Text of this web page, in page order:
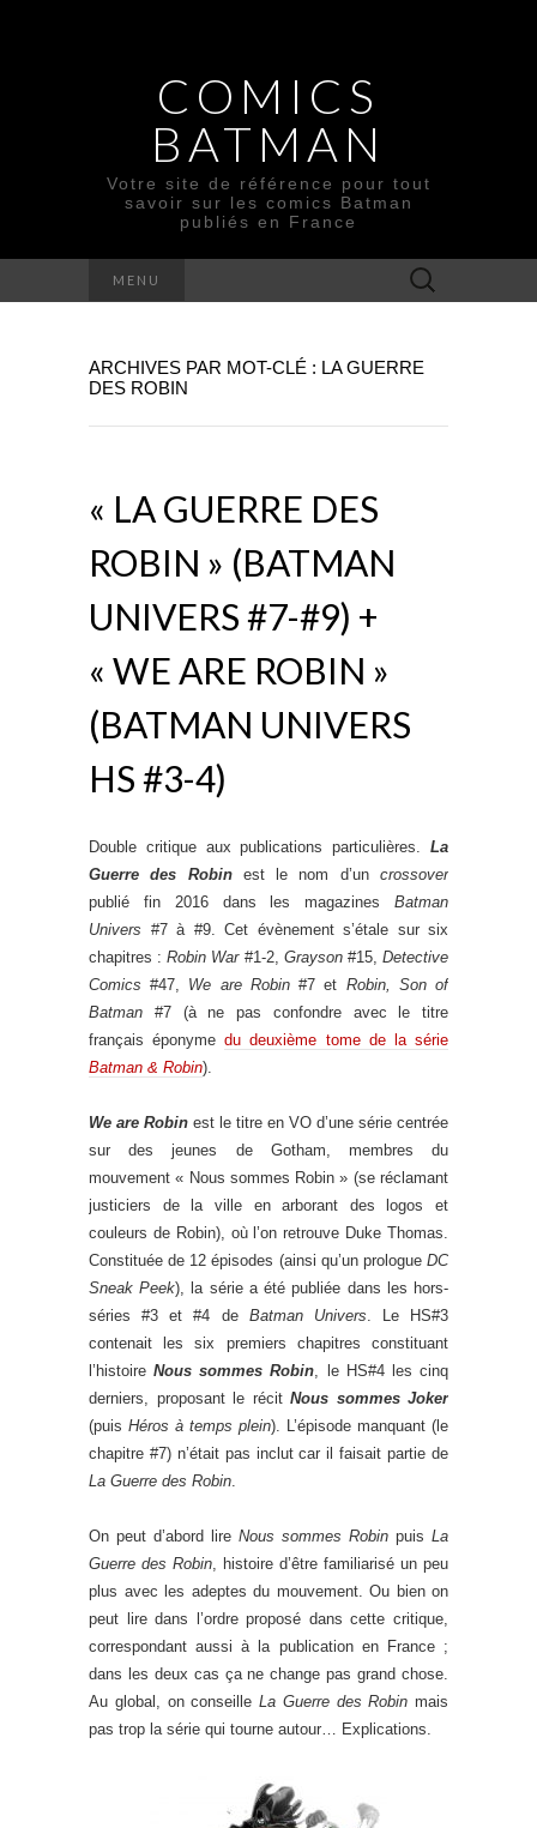
COMICS
BATMAN
Votre site de référence pour tout
savoir sur les comics Batman
publiés en France
MENU Rechercher :
ARCHIVES PAR MOT-CLÉ : LA GUERRE
DES ROBIN
« LA GUERRE DES
ROBIN » (BATMAN
UNIVERS #7-#9) +
« WE ARE ROBIN »
(BATMAN UNIVERS
HS #3-4)
Double critique aux publications particulières. La
Guerre des Robinest le nom d’uncrossover
publié fin 2016 dans les magazines Batman
Univers #7 à #9. Cet évènement s’étale sur six
chapitres :Robin War#1-2, Grayson#15,Detective
Comics #47, We are Robin#7 et Robin, Son of
Batman #7 (à ne pas confondre avec le titre
français éponymedu deuxième tome de la série
Batman & Robin).
We are Robin est le titre en VO d’une série centrée
sur des jeunes de Gotham, membres du
mouvement « Nous sommes Robin » (se réclamant
justiciers de la ville en arborant des logos et
couleurs de Robin), où l’on retrouve Duke Thomas.
Constituée de 12 épisodes (ainsi qu’un prologue DC
Sneak Peek), la série a été publiée dans les hors-
séries #3 et #4 de Batman Univers. Le HS#3
contenait les six premiers chapitres constituant
l’histoireNous sommes Robin, le HS#4 les cinq
derniers, proposant le récit Nous sommes Joker
(puis Héros à temps plein). L’épisode manquant (le
chapitre #7) n’était pas inclut car il faisait partie de
La Guerre des Robin.
On peut d’abord lire Nous sommes Robin puis La
Guerre des Robin, histoire d’être familiarisé un peu
plus avec les adeptes du mouvement. Ou bien on
peut lire dans l’ordre proposé dans cette critique,
correspondant aussi à la publication en France ;
dans les deux cas ça ne change pas grand chose.
Au global, on conseille La Guerre des Robin mais
pas trop la série qui tourne autour… Explications.